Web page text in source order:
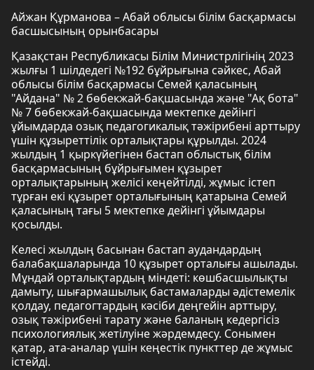
Айжан Құрманова – Абай облысы білім басқармасы
басшысының орынбасары
Қазақстан Республикасы Білім Министрлігінің 2023
жылғы 1 шілдедегі №192 бұйрығына сәйкес, Абай
облысы білім басқармасы Семей қаласының
"Айдана" № 2 бөбекжай-бақшасында және "Ақ бота"
№ 7 бөбекжай-бақшасында мектепке дейінгі
ұйымдарда озық педагогикалық тәжірибені арттыру
үшін құзыреттілік орталықтары құрылды. 2024
жылдың 1 қыркүйегінен бастап облыстық білім
басқармасының бұйрығымен құзырет
орталықтарының желісі кеңейтілді, жұмыс істеп
тұрған екі құзырет орталығының қатарына Семей
қаласының тағы 5 мектепке дейінгі ұйымдары
қосылды.
Келесі жылдың басынан бастап аудандардың
балабақшаларында 10 құзырет орталығы ашылады.
Мұндай орталықтардың міндеті: көшбасшылықты
дамыту, шығармашылық бастамаларды әдістемелік
қолдау, педагогтардың кәсіби деңгейін арттыру,
озық тәжірибені тарату және баланың кедергісіз
психологиялық жетілуіне жәрдемдесу. Сонымен
қатар, ата-аналар үшін кеңестік пункттер де жұмыс
істейді.